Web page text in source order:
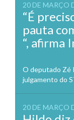
20 DE MARÇO
“É
pauta
“, afirma
O deputado Zé
julgamento do
20 DE MARÇO